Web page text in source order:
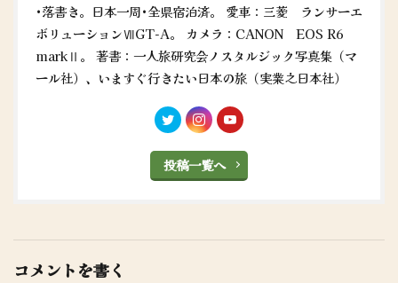
•落書き。日本一周•全県宿泊済。 愛車：三菱 ランサーエ
ボリューションⅦGT-A。 カメラ：CANON EOS R6
markⅡ。 著書：一人旅研究会ノスタルジック写真集（マ
ール社）、いますぐ行きたい日本の旅（実業之日本社）
投稿一覧へ
コメントを書く